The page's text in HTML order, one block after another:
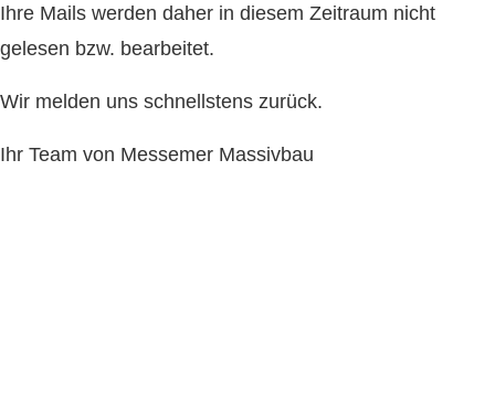
Ihre Mails werden daher in diesem Zeitraum nicht
gelesen bzw. bearbeitet.
Wir melden uns schnellstens zurück.
Ihr Team von Messemer Massivbau